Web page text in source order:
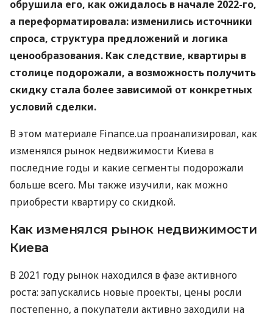
обрушила его, как ожидалось в начале 2022-го,
а переформатировала: изменились источники
спроса, структура предложений и логика
ценообразования. Как следствие, квартиры в
столице подорожали, а возможность получить
скидку стала более зависимой от конкретных
условий сделки.
В этом материале Finance.ua проанализировал, как
изменялся рынок недвижимости Киева в
последние годы и какие сегменты подорожали
больше всего. Мы также изучили, как можно
приобрести квартиру со скидкой.
Как изменялся рынок недвижимости
Киева
В 2021 году рынок находился в фазе активного
роста: запускались новые проекты, цены росли
постепенно, а покупатели активно заходили на